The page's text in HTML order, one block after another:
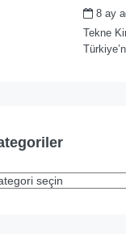
8 ay
Tekne